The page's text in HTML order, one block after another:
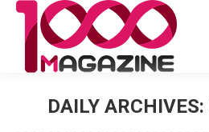
DAILY ARCHIVES: